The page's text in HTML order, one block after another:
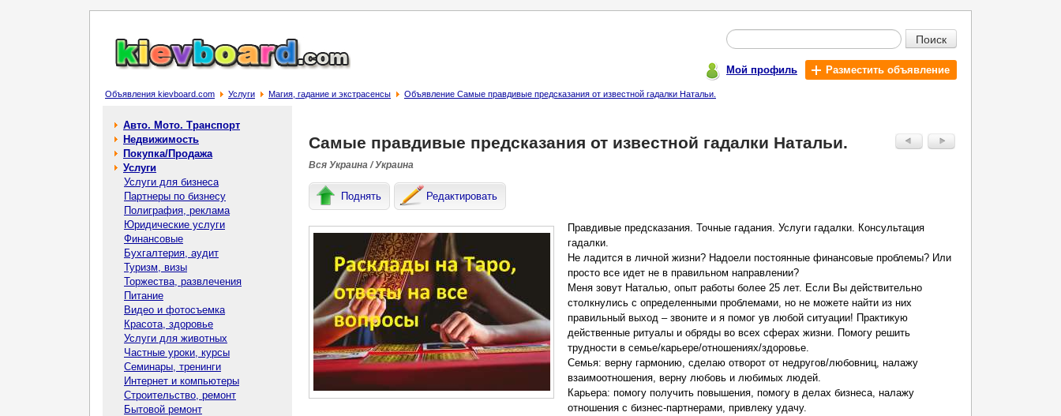
Поиск
Мой профиль Разместить объявление
Объявления kievboard.com Услуги Магия, гадание и экстрасенсы Объявление Самые правдивые предсказания от известной гадалки Натальи.
Авто. Мото. Транспорт
Недвижимость
Покупка/Продажа
Услуги
Услуги для бизнеса
Партнеры по бизнесу
Полиграфия, реклама
Юридические услуги
Финансовые
Бухгалтерия, аудит
Туризм, визы
Торжества, развлечения
Питание
Видео и фотосъемка
Красота, здоровье
Услуги для животных
Частные уроки, курсы
Семинары, тренинги
Интернет и компьютеры
Строительство, ремонт
Бытовой ремонт
Самые правдивые предсказания от известной гадалки Натальи.
Вся Украина / Украина
Поднять Редактировать
Правдивые предсказания. Точные гадания. Услуги гадалки. Консультация
гадалки.
Не ладится в личной жизни? Надоели постоянные финансовые проблемы? Или
просто все идет не в правильном направлении?
Меня зовут Наталью, опыт работы более 25 лет. Если Вы действительно
столкнулись с определенными проблемами, но не можете найти из них
правильный выход – звоните и я помог ув любой ситуации! Практикую
действенные ритуалы и обряды во всех сферах жизни. Помогу решить
трудности в семье/карьере/отношениях/здоровье.
Семья: верну гармонию, сделаю отворот от недругов/любовниц, налажу
взаимоотношения, верну любовь и любимых людей.
Карьера: помогу получить повышения, помогу в делах бизнеса, налажу
отношения с бизнес-партнерами, привлеку удачу.